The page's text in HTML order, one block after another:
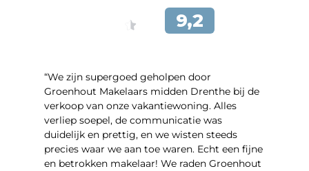
“We zijn supergoed geholpen door
Groenhout Makelaars midden Drenthe bij de
verkoop van onze vakantiewoning. Alles
verliep soepel, de communicatie was
duidelijk en prettig, en we wisten steeds
precies waar we aan toe waren. Echt een fijne
en betrokken makelaar! We raden Groenhout